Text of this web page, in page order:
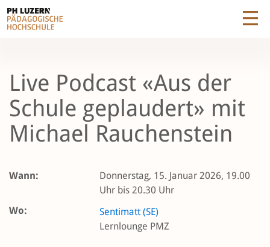
Live Podcast «Aus der
Schule geplaudert» mit
Michael Rauchenstein
Wann:
Donnerstag, 15. Januar 2026, 19.00
Uhr bis 20.30 Uhr
Wo:
Sentimatt (SE)
Lernlounge PMZ